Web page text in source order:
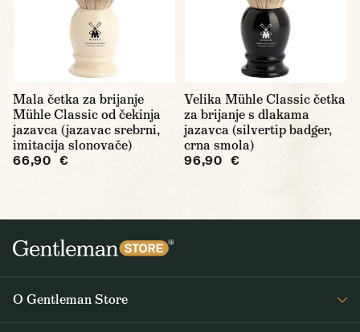
Mala četka za brijanje
Mühle Classic od čekinja
jazavca (jazavac srebrni,
imitacija slonovače)
66,90 €
Velika Mühle Classic četka
za brijanje s dlakama
jazavca (silvertip badger,
crna smola)
96,90 €
O Gentleman Store